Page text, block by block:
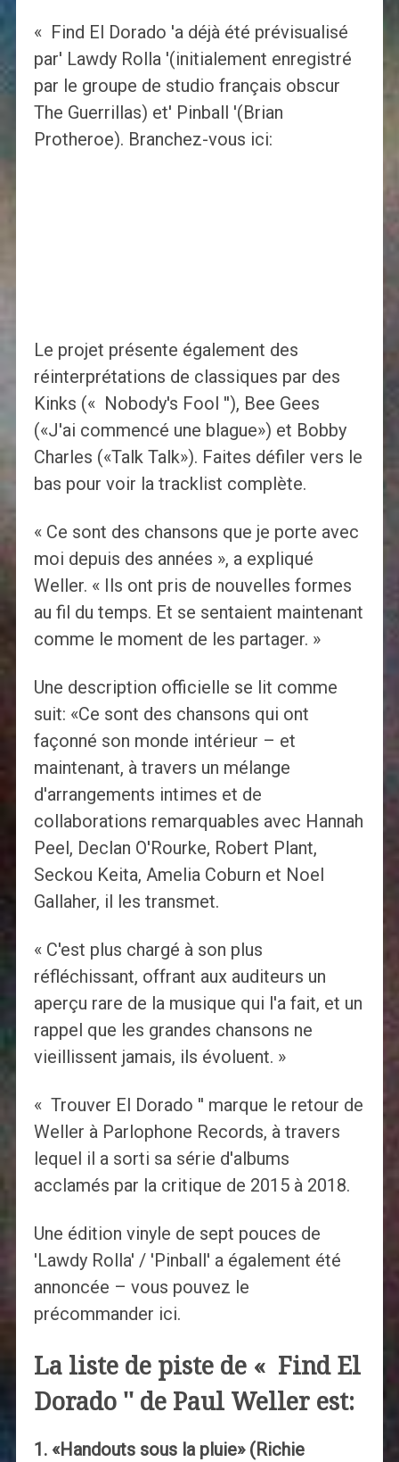
« Find El Dorado 'a déjà été prévisualisé
par' Lawdy Rolla '(initialement enregistré
par le groupe de studio français obscur
The Guerrillas) et' Pinball '(Brian
Protheroe). Branchez-vous ici:
Le projet présente également des
réinterprétations de classiques par des
Kinks (« Nobody's Fool ''), Bee Gees
(«J'ai commencé une blague») et Bobby
Charles («Talk Talk»). Faites défiler vers le
bas pour voir la tracklist complète.
« Ce sont des chansons que je porte avec
moi depuis des années », a expliqué
Weller. « Ils ont pris de nouvelles formes
au fil du temps. Et se sentaient maintenant
comme le moment de les partager. »
Une description officielle se lit comme
suit: «Ce sont des chansons qui ont
façonné son monde intérieur – et
maintenant, à travers un mélange
d'arrangements intimes et de
collaborations remarquables avec Hannah
Peel, Declan O'Rourke, Robert Plant,
Seckou Keita, Amelia Coburn et Noel
Gallaher, il les transmet.
« C'est plus chargé à son plus
réfléchissant, offrant aux auditeurs un
aperçu rare de la musique qui l'a fait, et un
rappel que les grandes chansons ne
vieillissent jamais, ils évoluent. »
« Trouver El Dorado '' marque le retour de
Weller à Parlophone Records, à travers
lequel il a sorti sa série d'albums
acclamés par la critique de 2015 à 2018.
Une édition vinyle de sept pouces de
'Lawdy Rolla' / 'Pinball' a également été
annoncée – vous pouvez le
précommander ici.
La liste de piste de « Find El
Dorado '' de Paul Weller est:
1. «Handouts sous la pluie» (Richie